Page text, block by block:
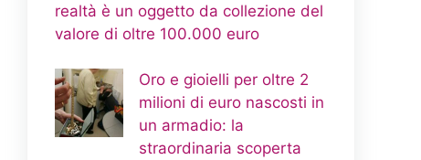
realtà è un oggetto da collezione del
valore di oltre 100.000 euro
Oro e gioielli per oltre 2
milioni di euro nascosti in
un armadio: la
straordinaria scoperta